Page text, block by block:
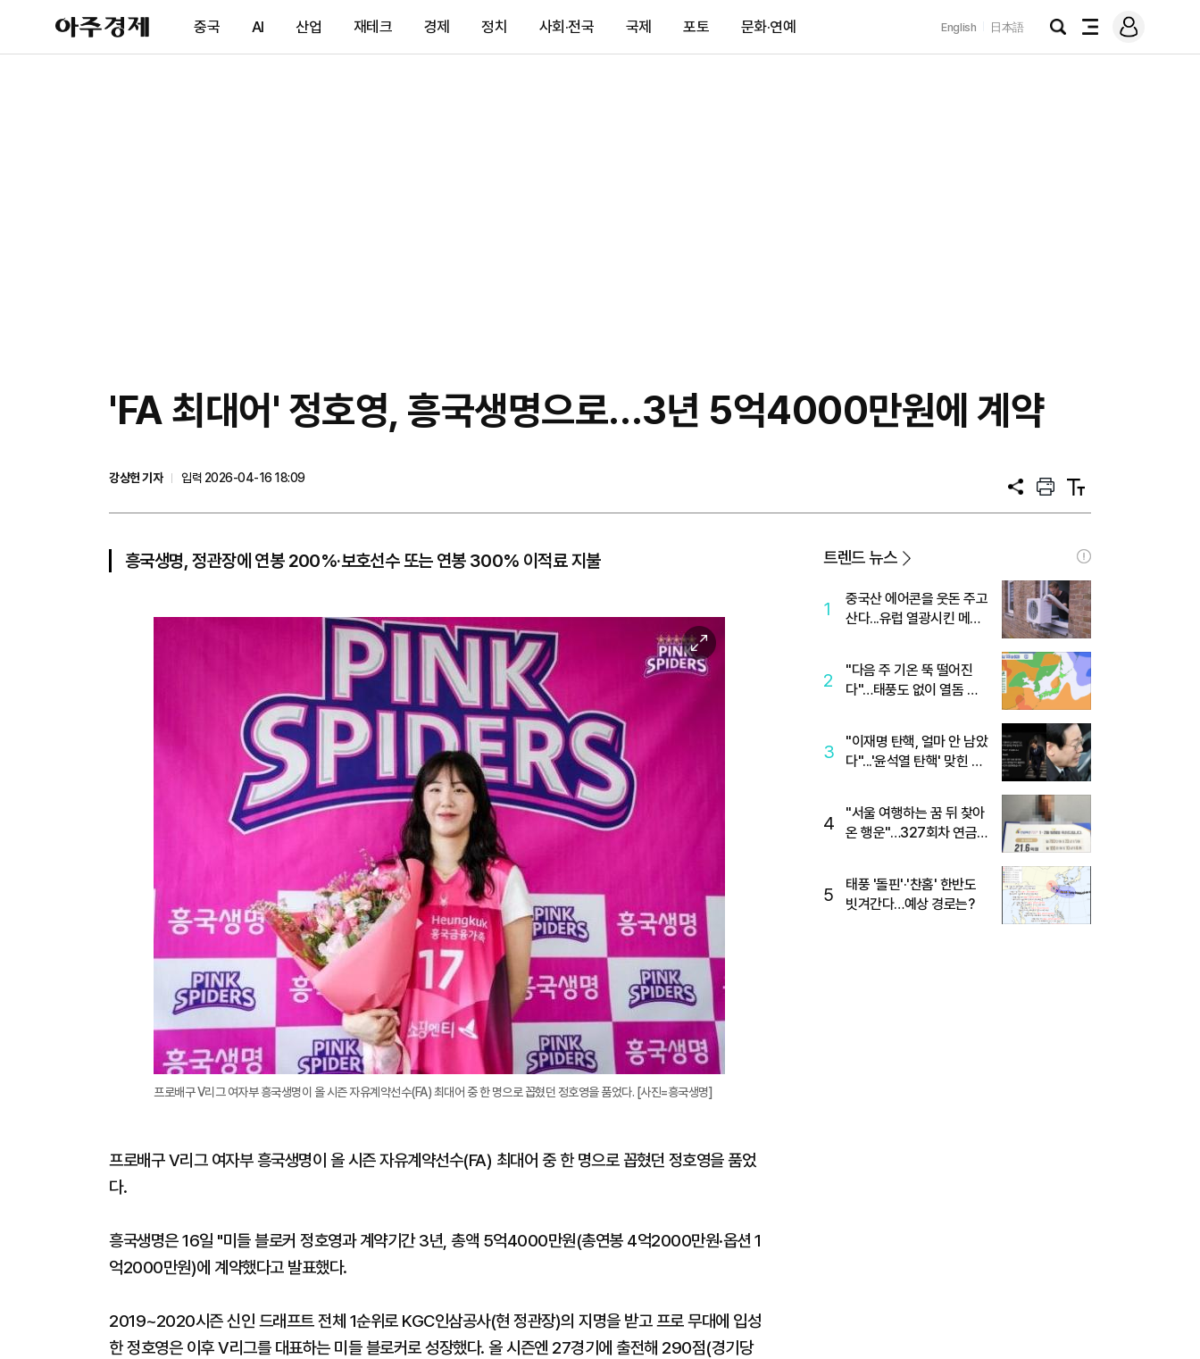
아
주
제
중국 AI 산업 재테크 경제 정치 사회·전국 국제 포토 문화·연예 English 日本語
검
전
메
그
'FA 최대어' 정호영, 흥국생명으로…3년 5억4000만원에 계약
강상헌 기자
입력 2026-04-16 18:09
공
프
트
텍
트
흥국생명, 정관장에 연봉 200%·보호선수 또는 연봉 300% 이적료 지불
이
미
프로배구 V리그 여자부 흥국생명이 올 시즌 자유계약선수(FA) 최대어 중 한 명으로 꼽혔던 정호영을 품었다. [사진=흥국생명]
프로배구 V리그 여자부 흥국생명이 올 시즌 자유계약선수(FA) 최대어 중 한 명으로 꼽혔던 정호영을 품었
다.
흥국생명은 16일 "미들 블로커 정호영과 계약기간 3년, 총액 5억4000만원(총연봉 4억2000만원·옵션 1
억2000만원)에 계약했다고 발표했다.
2019~2020시즌 신인 드래프트 전체 1순위로 KGC인삼공사(현 정관장)의 지명을 받고 프로 무대에 입성
한 정호영은 이후 V리그를 대표하는 미들 블로커로 성장했다. 올 시즌엔 27경기에 출전해 290점(경기당
트렌드 뉴스
1
중국산 에어콘을 웃돈 주고
산다...유럽 열광시킨 메이
2
"다음 주 기온 뚝 떨어진
다"…태풍도 없이 열돔 박
3
"이재명 탄핵, 얼마 안 남았
다"...'윤석열 탄핵' 맞힌 무
4
"서울 여행하는 꿈 뒤 찾아
온 행운"…327회차 연금
5
태풍 '돌핀'·'찬홈' 한반도
빗겨간다…예상 경로는?